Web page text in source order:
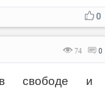
0
74 0
в свободе и